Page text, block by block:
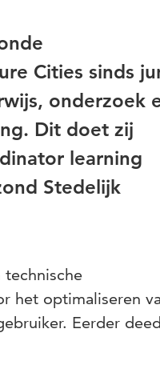
Cities sinds
onderzoek
Dit doet zij
learning
Stedelijk
technische
het optimaliseren
Eerder deed